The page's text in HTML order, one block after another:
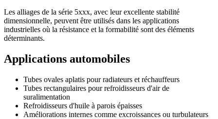
Les alliages de la série 5xxx, avec leur excellente stabilité
dimensionnelle, peuvent être utilisés dans les applications
industrielles où la résistance et la formabilité sont des éléments
déterminants.
Applications automobiles
Tubes ovales aplatis pour radiateurs et réchauffeurs
Tubes rectangulaires pour refroidisseurs d'air de
suralimentation
Refroidisseurs d'huile à parois épaisses
Améliorations internes comme excroissances ou turbulateurs